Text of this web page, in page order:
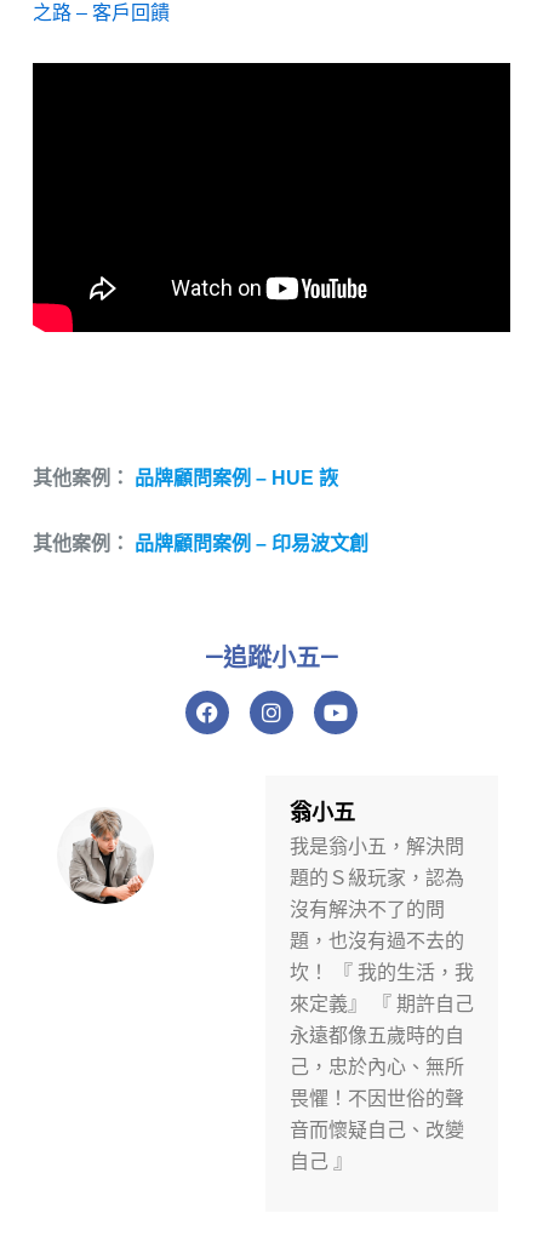
之路 – 客戶回饋
其他案例： 品牌顧問案例 – HUE 詼
其他案例： 品牌顧問案例 – 印易波文創
—追蹤小五—
F
a
I
n
Y
o
b
e
翁小五
我是翁小五，解決問
題的Ｓ級玩家，認為
沒有解決不了的問
題，也沒有過不去的
坎！ 『 我的生活，我
來定義』 『 期許自己
永遠都像五歲時的自
己，忠於內心、無所
畏懼！不因世俗的聲
音而懷疑自己、改變
自己 』